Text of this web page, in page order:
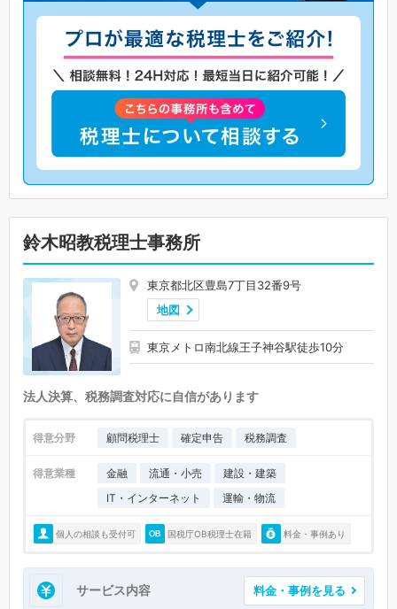
鈴木昭教税理士事務所
東京都北区豊島7丁目32番9号
地図
東京メトロ南北線王子神谷駅徒歩10分
法人決算、税務調査対応に自信があります
得意分野 顧問税理士 確定申告 税務調査
得意業種 金融 流通・小売
建設・建築
IT・インターネット
運輸・物流
個人の相談も受付可 国税庁OB税理士在籍 料金・事例あり
サービス内容 料金・事例を見る